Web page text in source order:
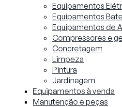
Equipamentos
Equipamentos
Equipamentos de
Compressores e
Concretagem
Limpeza
Pintura
Jardinagem
Equipamentos à venda
Manutenção e peças